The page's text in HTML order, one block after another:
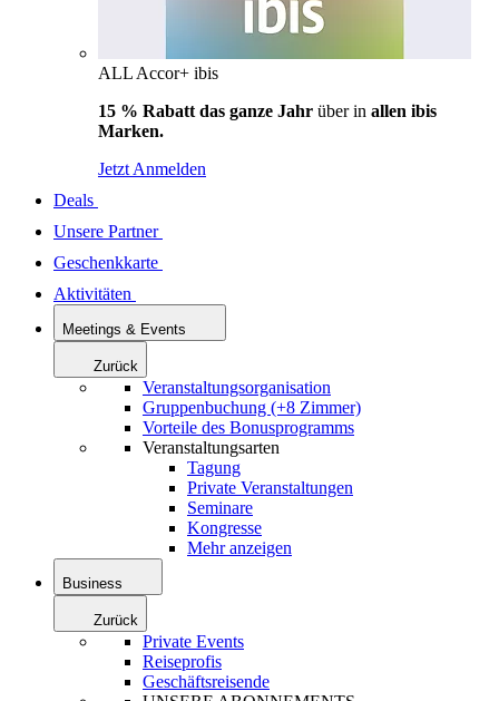
ALL Accor+ ibis
15 % Rabatt das ganze Jahr über in allen ibis
Marken.
Jetzt Anmelden
Deals
Unsere Partner
Geschenkkarte
Aktivitäten
Meetings & Events
Zurück
Veranstaltungsorganisation
Gruppenbuchung (+8 Zimmer)
Vorteile des Bonusprogramms
Veranstaltungsarten
Tagung
Private Veranstaltungen
Seminare
Kongresse
Mehr anzeigen
Business
Zurück
Private Events
Reiseprofis
Geschäftsreisende